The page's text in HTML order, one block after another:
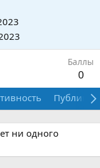
Баллы
0
ни одного